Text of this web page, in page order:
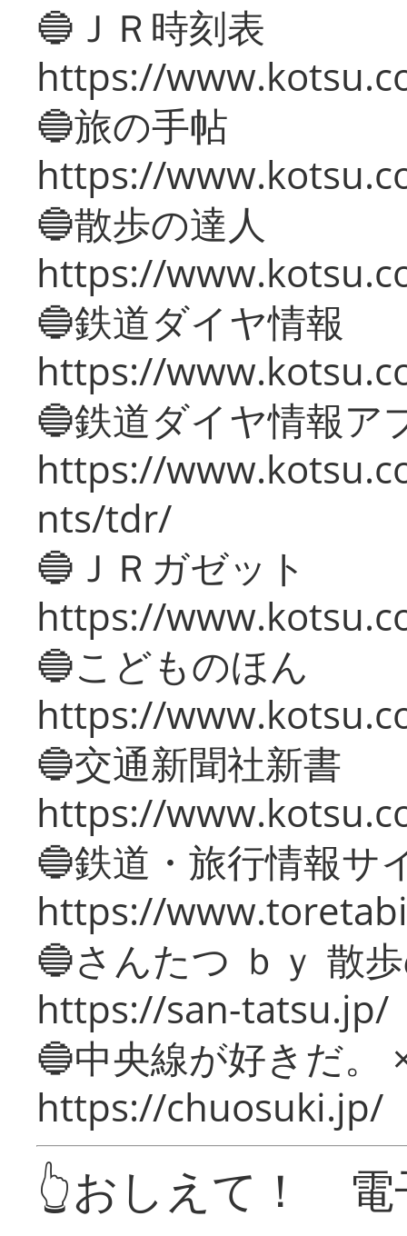
🔵ＪＲ時刻表
https://
🔵旅の手帖
https://
🔵散歩の達人
https://
🔵鉄道ダイヤ情報
https://
🔵鉄道ダイヤ情報ア
https://
nts/tdr/
🔵ＪＲガゼット
https://
🔵こどものほん
https://
🔵交通新聞社新書
https://
🔵鉄道・旅行情報サ
https://
🔵さんたつ ｂｙ 散
https://san-tatsu.jp/
🔵中央線が好きだ。
https://chuosuki.jp/
👆おしえて！ 電